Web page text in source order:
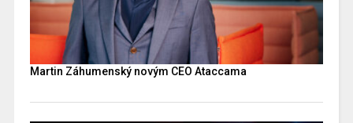
Martin Záhumenský novým CEO Ataccama